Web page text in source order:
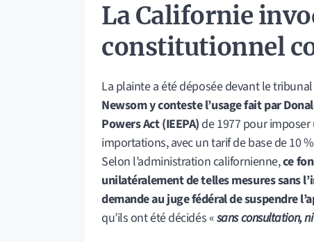
La Californie
constitutionnel
La plainte a été déposée devant le
Newsom y conteste l’usage fait par
Powers Act (IEEPA) de 1977 pour
importations, avec un tarif de base de 10
Selon l’administration californienne,ce
unilatéralement de telles mesures sans
demande au juge fédéral de suspendre
qu’ils ont été décidés «sans consultation,